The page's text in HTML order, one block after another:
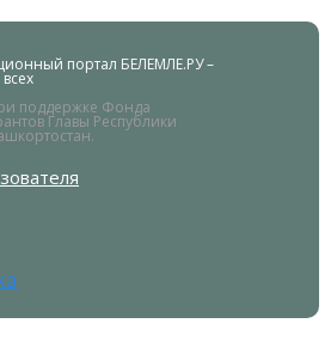
портал БЕЛЕМЛЕ.РУ –
поддержке Фонда
Главы Республики